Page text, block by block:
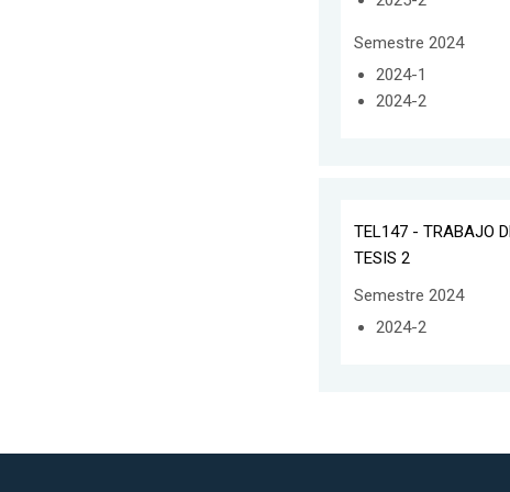
Semestre 2024
2024-1
2024-2
TEL147 - TRABAJO
TESIS 2
Semestre 2024
2024-2